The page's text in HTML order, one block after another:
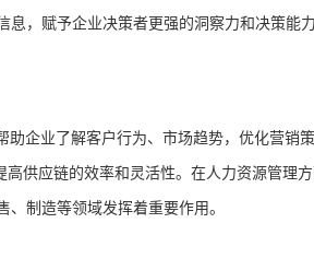
，赋予企业决策者更强的洞察力和决策能力
企业了解客户行为、市场趋势，优化营销策
供应链的效率和灵活性。在人力资源管理
制造等领域发挥着重要作用。